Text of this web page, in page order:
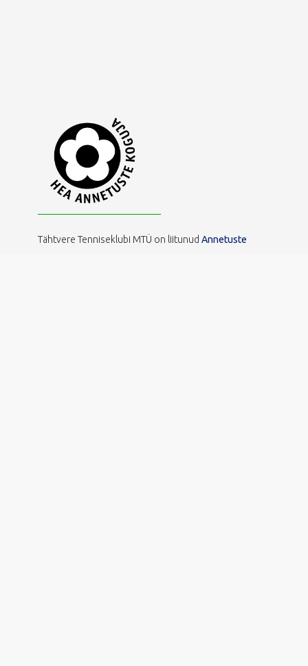
Tähtvere Tenniseklubi MTÜ on liitunud Annetuste